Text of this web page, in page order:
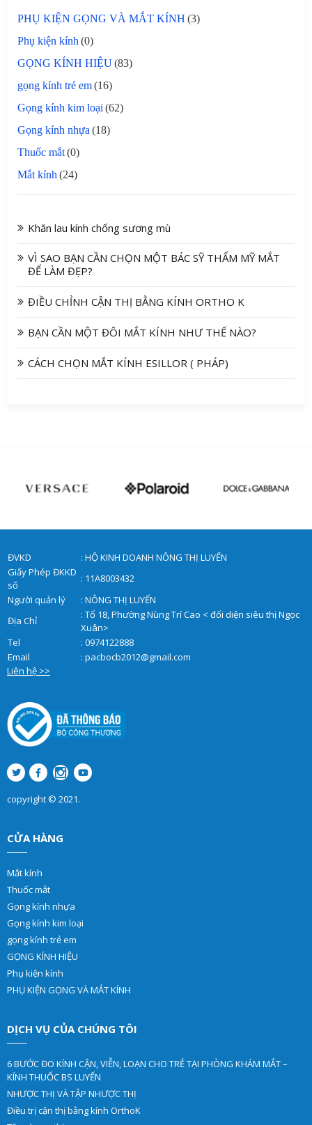
PHỤ KIỆN GỌNG VÀ MẮT KÍNH (3)
Phụ kiện kính (0)
GỌNG KÍNH HIỆU(83)
gọng kính trẻ em(16)
Gọng kính kim loại (62)
Gọng kính nhựa (18)
Thuốc mắt(0)
Mắt kính (24)
Khăn lau kính chống sương mù
VÌ SAO BẠN CẦN CHỌN MỘT BÁC SỸ THẨM MỸ MẮT
ĐỂ LÀM ĐẸP?
ĐIỀU CHỈNH CẬN THỊ BẰNG KÍNH ORTHO K
BẠN CẦN MỘT ĐÔI MẮT KÍNH NHƯ THẾ NÀO?
CÁCH CHỌN MẮT KÍNH ESILLOR ( PHÁP)
ĐVKD
: HỘ KINH DOANH NÔNG THỊ LUYẾN
Giấy Phép ĐKKD
số
: 11A8003432
Người quản lý
: NÔNG THỊ LUYẾN
Địa Chỉ
: Tổ 18, Phường Nùng Trí Cao < đối diện siêu thị Ngọc
Xuân>
Tel
: 0974122888
Email
: pacbocb2012@gmail.com
Liên hệ >>
copyright © 2021.
CỬA HÀNG
Mắt kính
Thuốc mắt
Gọng kính nhựa
Gọng kính kim loại
gọng kính trẻ em
GỌNG KÍNH HIỆU
Phụ kiện kính
PHỤ KIỆN GỌNG VÀ MẮT KÍNH
DỊCH VỤ CỦA CHÚNG TÔI
6 BƯỚC ĐO KÍNH CẬN, VIỄN, LOẠN CHO TRẺ TẠI PHÒNG KHÁM MẮT –
KÍNH THUỐC BS LUYẾN
NHƯỢC THỊ VÀ TẬP NHƯỢC THỊ
Điều trị cận thị bằng kính OrthoK